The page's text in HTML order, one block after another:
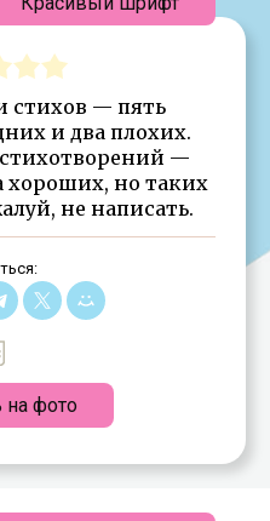
стихов — пять
и два плохих.
—
хороших, но таких
не написать.
на фото